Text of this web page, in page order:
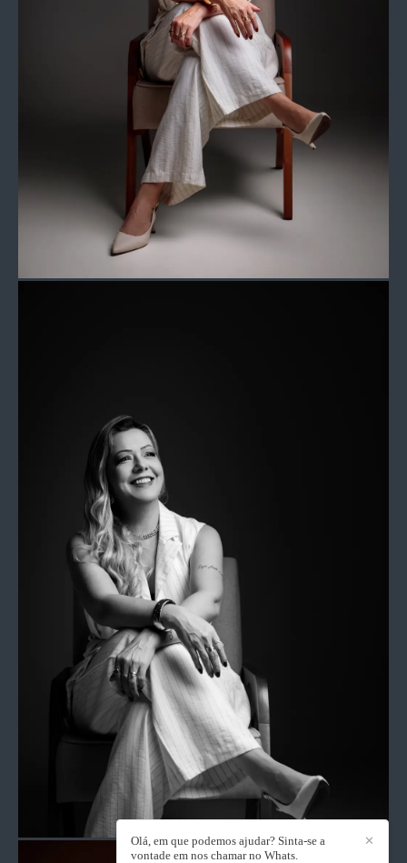
✕
Olá, em que podemos ajudar? Sinta-se a
vontade em nos chamar no Whats.